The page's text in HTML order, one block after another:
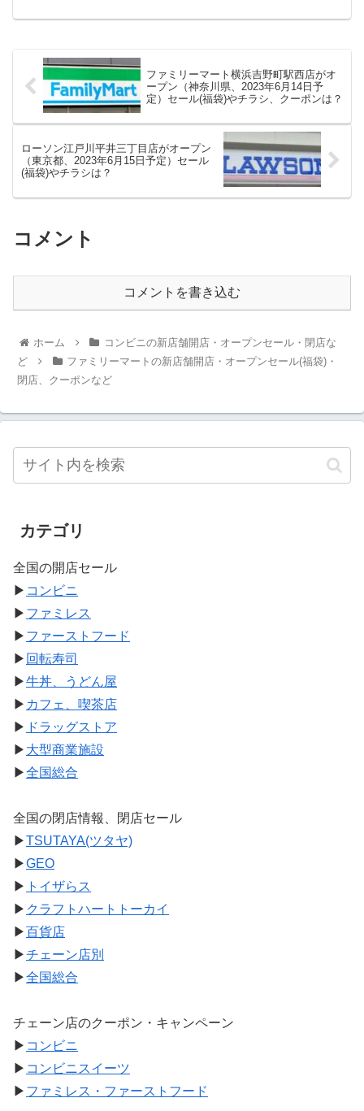
ファミリーマート横浜吉野町駅西店がオ
ープン（神奈川県、2023年6月14日予
定）セール(福袋)やチラシ、クーポンは？
ローソン江戸川平井三丁目店がオープン
（東京都、2023年6月15日予定）セール
(福袋)やチラシは？
コメント
コメントを書き込む
ホーム
コンビニの新店舗開店・オープンセール・閉店な
ど
ファミリーマートの新店舗開店・オープンセール(福袋)・
閉店、クーポンなど
カテゴリ
全国の開店セール
▶ コンビニ
▶ ファミレス
▶ ファーストフード
▶ 回転寿司
▶牛丼、うどん屋
▶ カフェ、喫茶店
▶ ドラッグストア
▶ 大型商業施設
▶全国総合
全国の閉店情報、閉店セール
▶TSUTAYA(ツタヤ)
▶GEO
▶ トイザらス
▶ クラフトハートトーカイ
▶百貨店
▶チェーン店別
▶全国総合
チェーン店のクーポン・キャンペーン
▶ コンビニ
▶ コンビニスイーツ
▶ ファミレス・ファーストフード